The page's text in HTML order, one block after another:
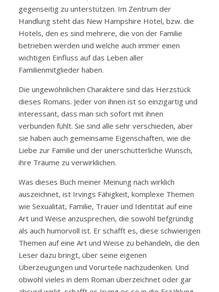
gegenseitig zu unterstützen. Im Zentrum der
Handlung steht das New Hampshire Hotel, bzw. die
Hotels, den es sind mehrere, die von der Familie
betrieben werden und welche auch immer einen
wichtigen Einfluss auf das Leben aller
Familienmitglieder haben.
Die ungewöhnlichen Charaktere sind das Herzstück
dieses Romans. Jeder von ihnen ist so einzigartig und
interessant, dass man sich sofort mit ihnen
verbunden fühlt. Sie sind alle sehr verschieden, aber
sie haben auch gemeinsame Eigenschaften, wie die
Liebe zur Familie und der unerschütterliche Wunsch,
ihre Träume zu verwirklichen.
Was dieses Buch meiner Meinung nach wirklich
auszeichnet, ist Irvings Fähigkeit, komplexe Themen
wie Sexualität, Familie, Trauer und Identität auf eine
Art und Weise anzusprechen, die sowohl tiefgründig
als auch humorvoll ist. Er schafft es, diese schwierigen
Themen auf eine Art und Weise zu behandeln, die den
Leser dazu bringt, über seine eigenen
Überzeugungen und Vorurteile nachzudenken. Und
obwohl vieles in dem Roman überzeichnet oder gar